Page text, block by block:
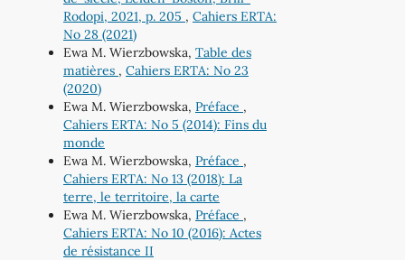
Rodopi, 2021, p. 205 , Cahiers ERTA:
No 28 (2021)
Ewa M. Wierzbowska, Table des
matières , Cahiers ERTA: No 23
(2020)
Ewa M. Wierzbowska, Préface ,
Cahiers ERTA: No 5 (2014): Fins du
monde
Ewa M. Wierzbowska, Préface ,
Cahiers ERTA: No 13 (2018): La
terre, le territoire, la carte
Ewa M. Wierzbowska, Préface ,
Cahiers ERTA: No 10 (2016): Actes
de résistance II